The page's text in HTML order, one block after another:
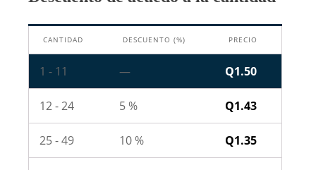
CANTIDAD DESCUENTO (%) PRECIO
1 - 11 — Q1.50
12 - 24 5 % Q1.43
25 - 49 10 % Q1.35